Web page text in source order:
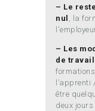
– Le
nul , la
– Les
de travail
formations
l’apprenti
être
deux